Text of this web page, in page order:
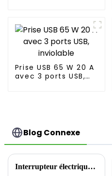
Prise USB 65 W 20 A
avec 3 ports USB,
Blog Connexe
Interrupteur électrique YDLS101 – La solution ultime en matière de bascule décorative !